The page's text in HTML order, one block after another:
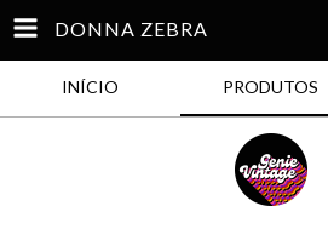
DONNA ZEBRA
INÍCIO PRODUTOS